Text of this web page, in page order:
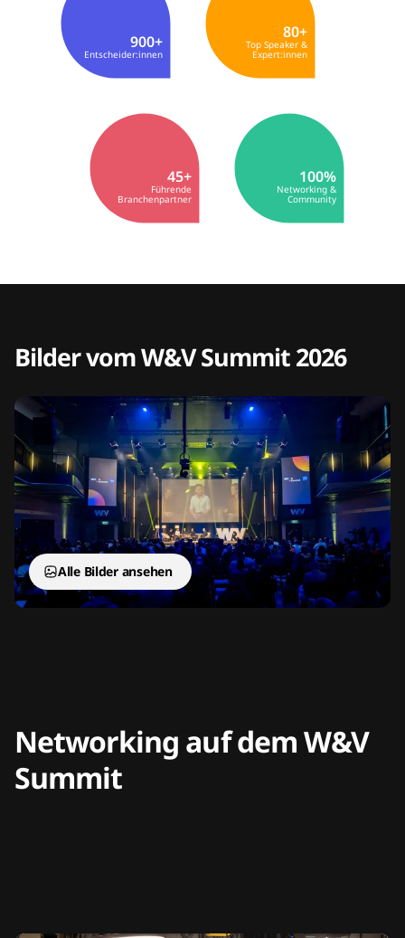
900+
Entscheider:innen
80+
Top Speaker &
Expert:innen
45+
Führende
Branchenpartner
100%
Networking &
Community
Bilder vom W&V Summit 2026
Alle Bilder ansehen
Networking auf dem W&V
Summit